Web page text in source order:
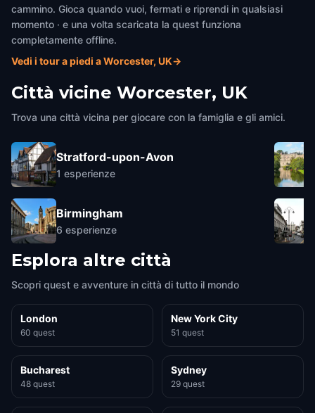
cammino. Gioca quando vuoi, fermati e riprendi in qualsiasi
momento · e una volta scaricata la quest funziona
completamente offline.
Vedi i tour a piedi a Worcester, UK→
Città vicine Worcester, UK
Trova una città vicina per giocare con la famiglia e gli amici.
Stratford-upon-Avon
1 esperienze
Birmingham
6 esperienze
Esplora altre città
Scopri quest e avventure in città di tutto il mondo
London
60 quest
New York City
51 quest
Bucharest
48 quest
Sydney
29 quest